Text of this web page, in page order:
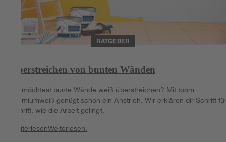
RATGEBER
Überstreichen von bunten Wänden
Du möchtest bunte Wände weiß überstreichen? Mit toom
Premiumweiß genügt schon ein Anstrich. Wir erklären dir Schritt
Schritt, wie die Arbeit gelingt.
WeiterlesenWeiterlesen.